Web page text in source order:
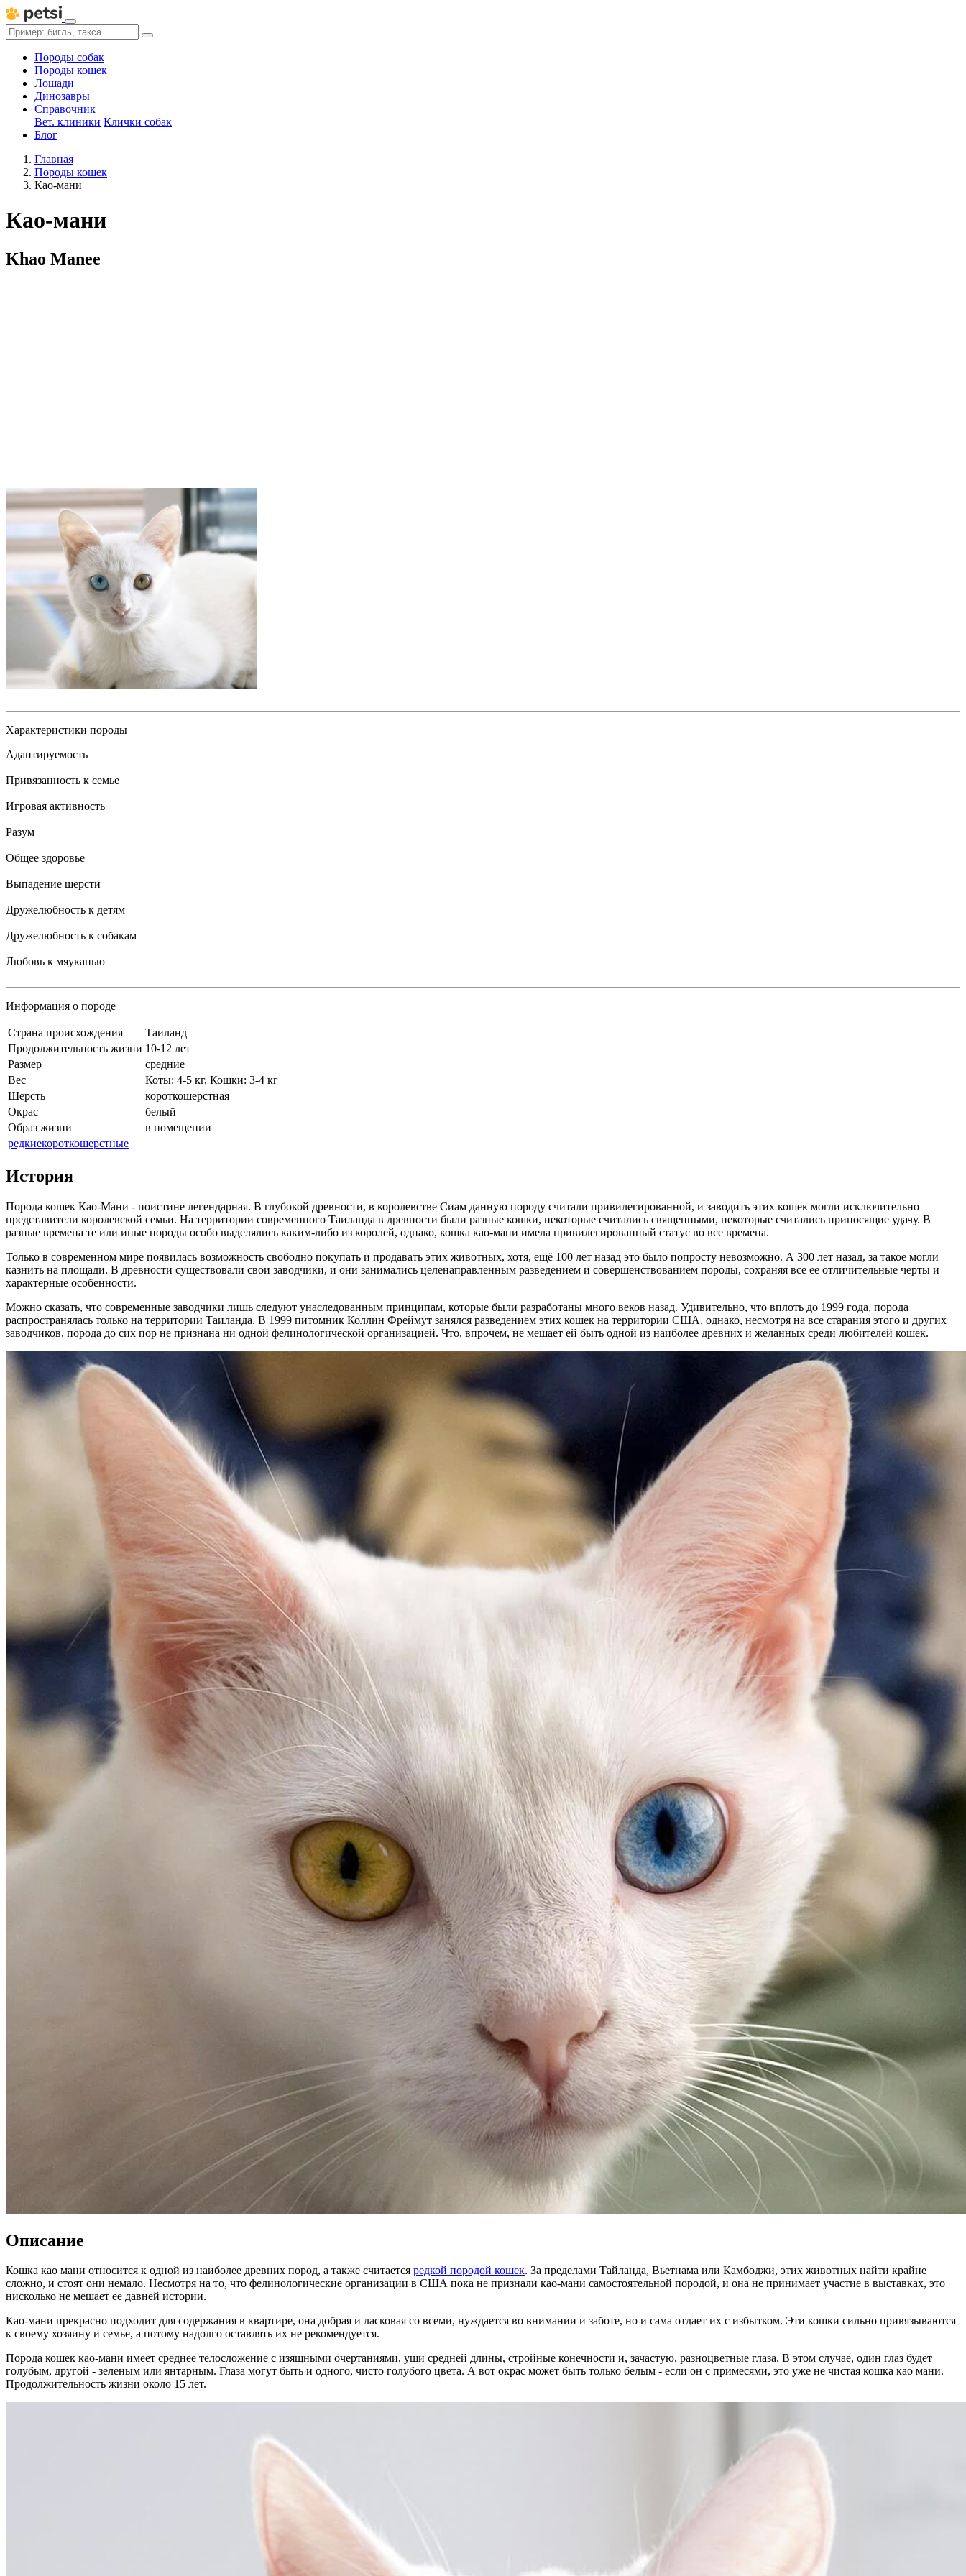
Породы собак
Породы кошек
Лошади
Динозавры
Справочник
Вет. клиники Клички собак
Блог
Главная
Породы кошек
Као-мани
Као-мани
Khao Manee
Характеристики породы
Адаптируемость
Привязанность к семье
Игровая активность
Разум
Общее здоровье
Выпадение шерсти
Дружелюбность к детям
Дружелюбность к собакам
Любовь к мяуканью
Информация о породе
Cтрана происхождения
Таиланд
Продолжительность жизни 10-12 лет
Размер
средние
Вес
Коты: 4-5 кг, Кошки: 3-4 кг
Шерсть
короткошерстная
Окрас
белый
Образ жизни
в помещении
редкиекороткошерстные
История
Порода кошек Као-Мани - поистине легендарная. В глубокой древности, в королевстве Сиам данную породу считали привилегированной, и заводить этих кошек могли исключительно
представители королевской семьи. На территории современного Таиланда в древности были разные кошки, некоторые считались священными, некоторые считались приносящие удачу. В
разные времена те или иные породы особо выделялись каким-либо из королей, однако, кошка као-мани имела привилегированный статус во все времена.
Только в современном мире появилась возможность свободно покупать и продавать этих животных, хотя, ещё 100 лет назад это было попросту невозможно. А 300 лет назад, за такое могли
казнить на площади. В древности существовали свои заводчики, и они занимались целенаправленным разведением и совершенствованием породы, сохраняя все ее отличительные черты и
характерные особенности.
Можно сказать, что современные заводчики лишь следуют унаследованным принципам, которые были разработаны много веков назад. Удивительно, что вплоть до 1999 года, порода
распространялась только на территории Таиланда. В 1999 питомник Коллин Фреймут занялся разведением этих кошек на территории США, однако, несмотря на все старания этого и других
заводчиков, порода до сих пор не признана ни одной фелинологической организацией. Что, впрочем, не мешает ей быть одной из наиболее древних и желанных среди любителей кошек.
Описание
Кошка као мани относится к одной из наиболее древних пород, а также считается редкой породой кошек. За пределами Тайланда, Вьетнама или Камбоджи, этих животных найти крайне
сложно, и стоят они немало. Несмотря на то, что фелинологические организации в США пока не признали као-мани самостоятельной породой, и она не принимает участие в выставках, это
нисколько не мешает ее давней истории.
Као-мани прекрасно подходит для содержания в квартире, она добрая и ласковая со всеми, нуждается во внимании и заботе, но и сама отдает их с избытком. Эти кошки сильно привязываются
к своему хозяину и семье, а потому надолго оставлять их не рекомендуется.
Порода кошек као-мани имеет среднее телосложение с изящными очертаниями, уши средней длины, стройные конечности и, зачастую, разноцветные глаза. В этом случае, один глаз будет
голубым, другой - зеленым или янтарным. Глаза могут быть и одного, чисто голубого цвета. А вот окрас может быть только белым - если он с примесями, это уже не чистая кошка као мани.
Продолжительность жизни около 15 лет.